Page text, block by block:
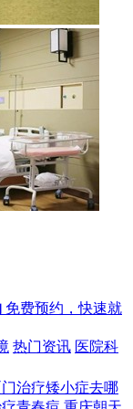
免费预约，快速就
热门资讯 医院科
门治疗矮小症去哪